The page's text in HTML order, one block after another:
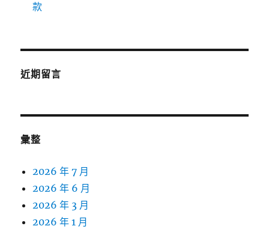
款
近期留言
彙整
2026 年 7 月
2026 年 6 月
2026 年 3 月
2026 年 1 月